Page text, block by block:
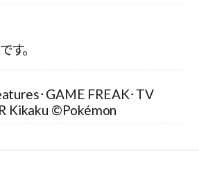
。
･GAME FREAK･TV
Kikaku ©Pokémon